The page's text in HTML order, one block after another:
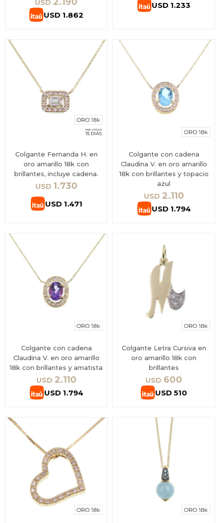
USD
USD 1.862
USD 1.233
Colgante Fernanda H. en
oro amarillo 18k con
brillantes, incluye cadena.
USD 1.730
USD 1.471
Colgante con cadena
Claudina V. en oro amarillo
18k con brillantes y topacio
azul
USD 2.110
USD 1.794
Colgante con cadena
Claudina V. en oro amarillo
18k con brillantes y amatista
USD 2.110
USD 1.794
Colgante Letra Cursiva en
oro amarillo 18k con
brillantes
USD 600
USD 510